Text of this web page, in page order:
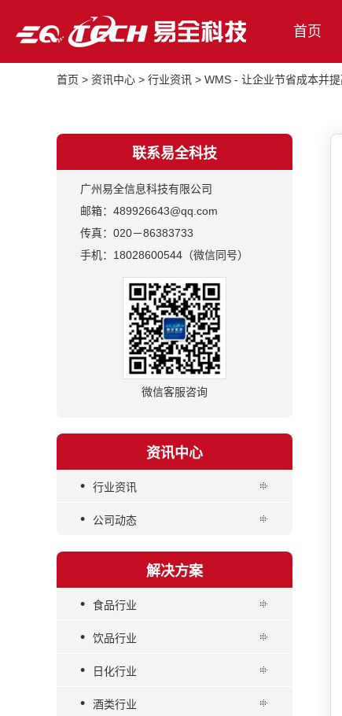
首页
首页 > 资讯中心 > 行业资讯 > WMS - 让企业节省成本并
联系易全科技
广州易全信息科技有限公司
邮箱：489926643@qq.com
传真：020－86383733
手机：18028600544（微信同号）
微信客服咨询
资讯中心
• 行业资讯
• 公司动态
解决方案
• 食品行业
• 饮品行业
• 日化行业
• 酒类行业